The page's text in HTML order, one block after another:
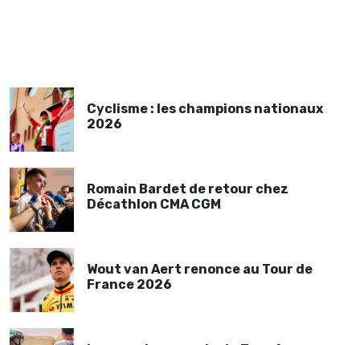
Cyclisme : les champions nationaux
2026
Romain Bardet de retour chez
Décathlon CMA CGM
Wout van Aert renonce au Tour de
France 2026